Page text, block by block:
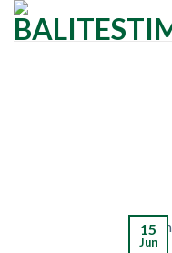
Skip
15
Jun